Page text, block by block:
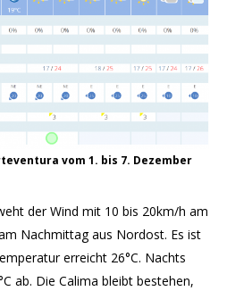
vom 1. bis 7. Dezember
der Wind mit 10 bis 20km/h am
Nachmittag aus Nordost. Es ist
erreicht 26°C. Nachts
ab. Die Calima bleibt bestehen,